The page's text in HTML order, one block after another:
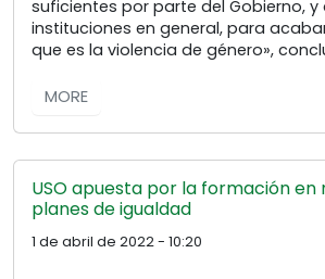
suficientes por parte del Gobierno, y
instituciones en general, para
que es la violencia de género»,
MORE
USO apuesta por la formación en
planes de igualdad
1 de abril de 2022 - 10:20